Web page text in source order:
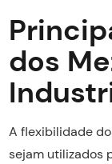
dos
A flexibilidade
sejam utilizados